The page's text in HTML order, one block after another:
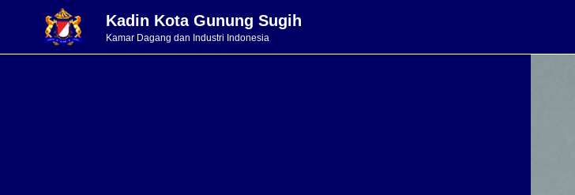
Kadin Kota Gunung Sugih
Kamar Dagang dan Industri Indonesia